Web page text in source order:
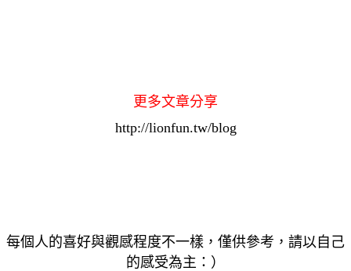
更多文章分享
http://lionfun.tw/blog
每個人的喜好與觀感程度不一樣，僅供參考，請以自己
的感受為主：）